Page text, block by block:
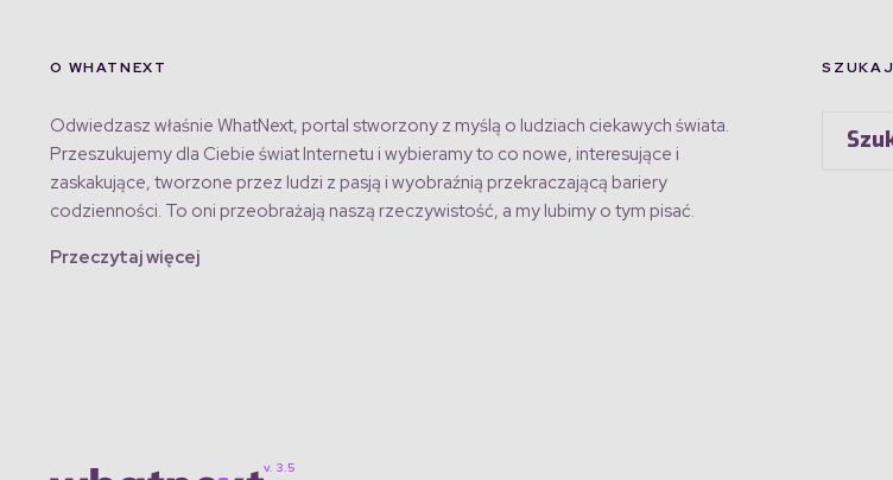
O WHATNEXT
Odwiedzasz właśnie WhatNext, portal stworzony z myślą o ludziach ciekawych świata.
Przeszukujemy dla Ciebie świat Internetu i wybieramy to co nowe, interesujące i
zaskakujące, tworzone przez ludzi z pasją i wyobraźnią przekraczającą bariery
codzienności. To oni przeobrażają naszą rzeczywistość, a my lubimy o tym pisać.
Przeczytaj więcej
SZUKAJ